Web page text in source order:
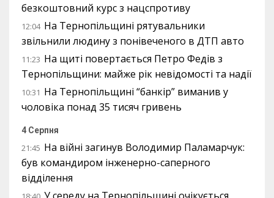
безкоштовний курс з нацспротиву
12:04 На Тернопільщині рятувальники
звільнили людину з понівеченого в ДТП авто
11:23 На щиті повертається Петро Федів з
Тернопільщини: майже рік невідомості та надії
10:31 На Тернопільщині “банкір” виманив у
чоловіка понад 35 тисяч гривень
4 Серпня
21:45 На війні загинув Володимир Паламарчук:
був командиром інженерно-саперного
відділення
У середу на Тернопільщині очікується